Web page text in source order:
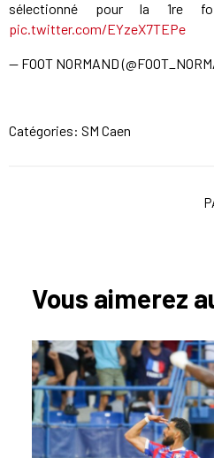
sélectionné pour la 1re
pic.twitter.com/EYzeX7TEPe
— FOOT NORMAND
Catégories: SM Caen
Vous aimerez